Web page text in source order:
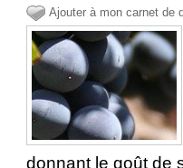
Ajouter à mon carnet de
donnant le goût de